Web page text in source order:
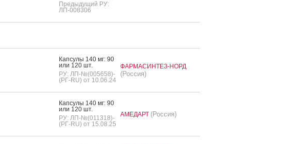
Предыдущий РУ:
ЛП-008306
Кап­су­лы 140 мг: 90
или 120 шт.
РУ: ЛП-№(005658)-
(РГ-RU) от 10.06.24
ФАРМАСИНТЕЗ-НОРД
(Россия)
Кап­су­лы 140 мг: 90
или 120 шт.
РУ: ЛП-№(011318)-
(РГ-RU) от 15.08.25
АМЕДАРТ (Россия)